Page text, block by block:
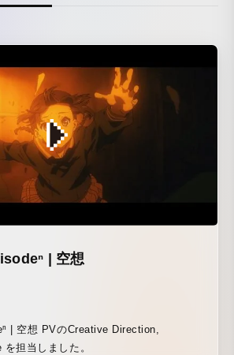
| 空想
| 空想 PVのCreative Direction,
担当しました。